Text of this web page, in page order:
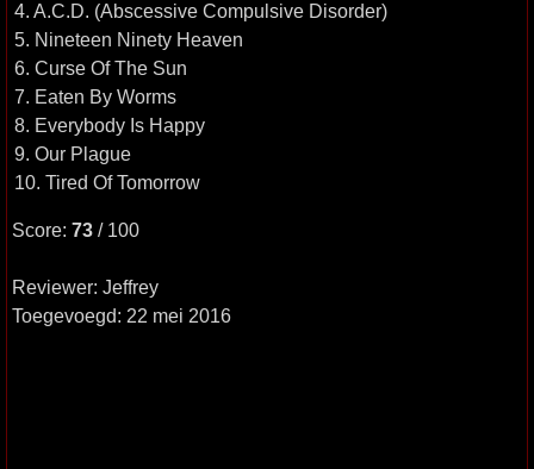
4. A.C.D. (Abscessive Compulsive Disorder)
5. Nineteen Ninety Heaven
6. Curse Of The Sun
7. Eaten By Worms
8. Everybody Is Happy
9. Our Plague
10. Tired Of Tomorrow
Score: 73 / 100
Reviewer: Jeffrey
Toegevoegd: 22 mei 2016